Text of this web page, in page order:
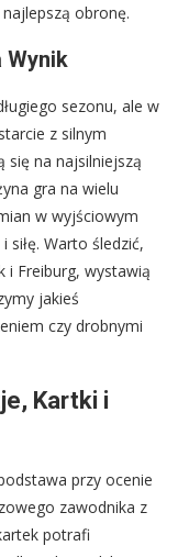
obronę.
Wynik
sezonu, ale w
z silnym
się na najsilniejszą
gra na wielu
w wyjściowym
siłę. Warto śledzić,
i Freiburg, wystawią
jakieś
czy drobnymi
Kartki i
przy ocenie
zawodnika z
potrafi